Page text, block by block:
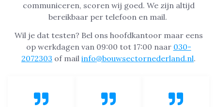
communiceren, scoren wij goed. We zijn altijd
bereikbaar per telefoon en mail.
Wil je dat testen? Bel ons hoofdkantoor maar eens
op werkdagen van 09:00 tot 17:00 naar 030-
2072303 of mail info@bouwsectornederland.nl.